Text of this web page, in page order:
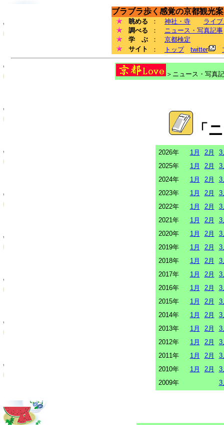
ブラブラ歩く感覚の京都観光
眺める ： 神社・寺
ライ
調べる
： ニュース・写真記事
学 ぶ
： 京都検定
サイト
： トップ twitter
＞ニュース・写真
「
2026年 1月 2月
3
2025年
1月 2月
3
2024年
1月 2月
3
2023年
1月 2月
3
2022年
1月 2月
3
2021年
1月 2月
3
2020年
1月 2月
3
2019年
1月 2月
3
2018年
1月 2月
3
2017年
1月 2月
3
2016年
1月 2月
3
2015年
1月 2月
3
2014年
1月 2月
3
2013年
1月 2月
3
2012年
1月 2月
3
2011年
1月 2月
3
2010年
1月 2月
3
2009年
3